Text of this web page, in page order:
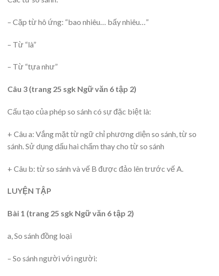
– Cặp từ hô ứng: “bao nhiêu… bấy nhiêu…”
– Từ “là”
– Từ “tựa như”
Câu 3 (trang 25 sgk Ngữ văn 6 tập 2)
Cấu tạo của phép so sánh có sự đặc biệt là:
+ Câu a: Vắng mặt từ ngữ chỉ phương diện so sánh, từ so
sánh. Sử dụng dấu hai chấm thay cho từ so sánh
+ Câu b: từ so sánh và vế B được đảo lên trước vế A.
LUYỆN TẬP
Bài 1 (trang 25 sgk Ngữ văn 6 tập 2)
a, So sánh đồng loại
– So sánh người với người: